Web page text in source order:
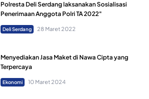
Polresta Deli Serdang laksanakan Sosialisasi
Penerimaan Anggota Polri TA 2022″
Deli Serdang 28 Maret 2022
Menyediakan Jasa Maket di Nawa Cipta yang
Terpercaya
Ekonomi 10 Maret 2024